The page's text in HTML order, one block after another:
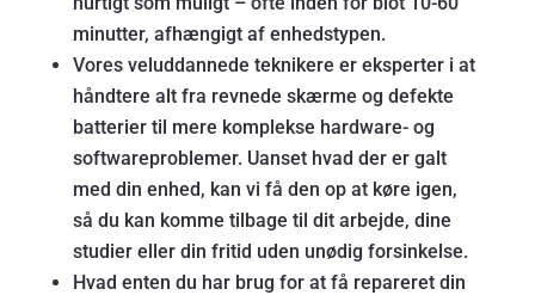
minutter, afhængigt af enhedstypen.
Vores veluddannede teknikere er eksperter i at
håndtere alt fra revnede skærme og defekte
batterier til mere komplekse hardware- og
softwareproblemer. Uanset hvad der er galt
med din enhed, kan vi få den op at køre igen,
så du kan komme tilbage til dit arbejde, dine
studier eller din fritid uden unødig forsinkelse.
Hvad enten du har brug for at få repareret din